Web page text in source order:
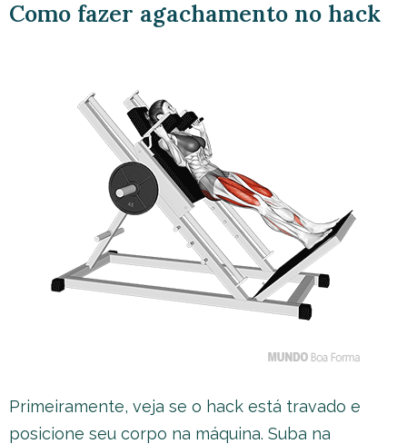
Como fazer agachamento no hack
Primeiramente, veja se o hack está travado e
posicione seu corpo na máquina. Suba na